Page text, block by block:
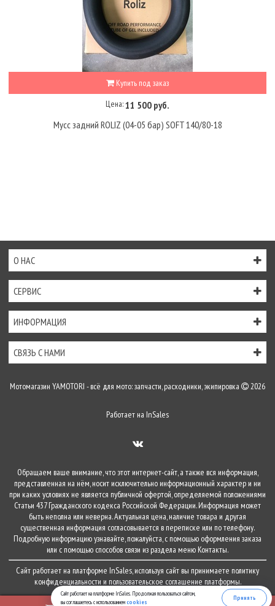
Купить под заказ
Цена:11 500 руб.
Мусс задний ROLIZ (04-05 бар) SOFT 140/80-18
О НАС
СЕРВИС
ИНФОРМАЦИЯ
СВЯЗЬ С НАМИ
Мотомагазин YAMOTORI - всё для мото: запчасти, расходники, экипировка 2026
Работает на InSales
Обращаем ваше внимание, что этот интернет-сайт, а также вся информация,
представленная на нём, носит исключительно информационный характер и ни
при каких условиях не является публичной офертой, определяемой положениями
Статьи 437 Гражданского кодекса Российской Федерации. Информация может
быть неполна или неверна. Актуальная цена, наличие товара и другая
существенная информация согласовывается в переписке или по телефону.
Подробную информацию узнавайте, пожалуйста, с помощью оформления заказа
или с помощью способов связи из раздела меню Контакты.
Сайт работает на платформе InSales, используя сайт вы принимаете политику
конфиденциальности и пользовательское соглашение платформы.
Сайт работает на платформе InSales. Продолжая пользоваться сайтом,
вы соглашаетесь с использованиемcookies
Принять